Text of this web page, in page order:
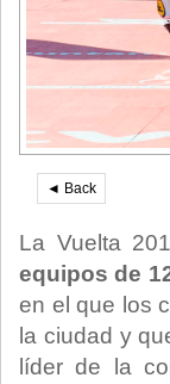
◄ Back
La Vuelta
equipos de
en el que los
la ciudad y
líder de la